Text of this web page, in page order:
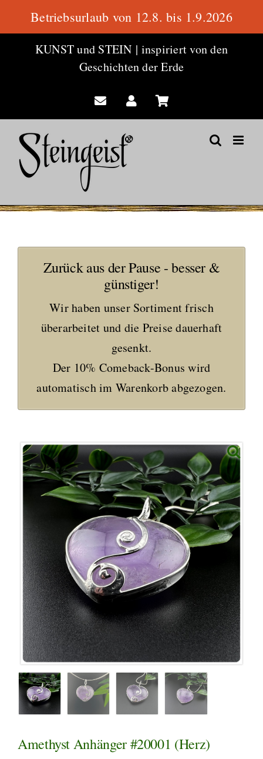
KUNST und STEIN | inspiriert von den
Geschichten der Erde
Zurück aus der Pause - besser &
günstiger!
Wir haben unser Sortiment frisch
überarbeitet und die Preise dauerhaft
gesenkt.
Der 10% Comeback-Bonus wird
automatisch im Warenkorb abgezogen.
Amethyst Anhänger #20001 (Herz)
Betriebsurlaub von 12.8. bis 1.9.2026